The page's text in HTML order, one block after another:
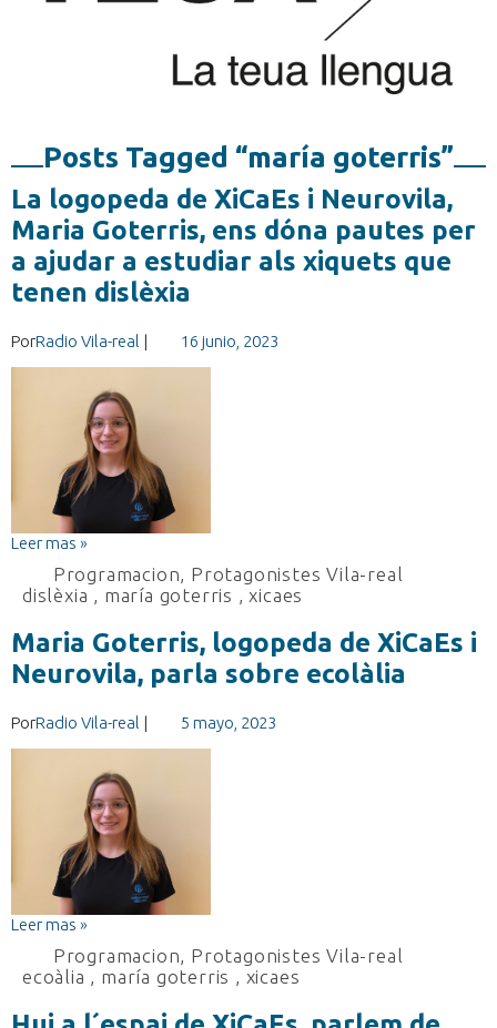
Posts Tagged “maría goterris”
La logopeda de XiCaEs i Neurovila,
Maria Goterris, ens dóna pautes per
a ajudar a estudiar als xiquets que
tenen dislèxia
PorRadio Vila-real | 16 junio, 2023
Leer mas »
Programacion, Protagonistes Vila-real
dislèxia , maría goterris , xicaes
Maria Goterris, logopeda de XiCaEs i
Neurovila, parla sobre ecolàlia
PorRadio Vila-real | 5 mayo, 2023
Leer mas »
Programacion, Protagonistes Vila-real
ecoàlia , maría goterris , xicaes